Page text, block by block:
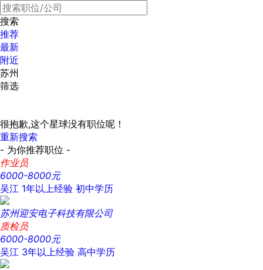
搜索
推荐
最新
附近
苏州
筛选
很抱歉,这个星球没有职位呢！
重新搜索
- 为你推荐职位 -
作业员
6000-8000元
吴江 1年以上经验 初中学历
苏州迎安电子科技有限公司
质检员
6000-8000元
吴江 3年以上经验 高中学历